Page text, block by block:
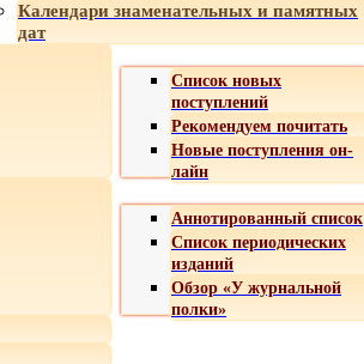
Календари знаменательных и памятных
дат
Список новых
поступлений
Рекомендуем почитать
Новые поступления он-
лайн
Аннотированный список
Список периодических
изданий
Обзор «У журнальной
полки»